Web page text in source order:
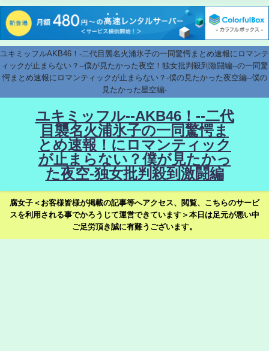
ユキミッフルAKB46！-二代目襲名火浦氷子の一同驚愕まとめ速報にロマンテ
ィックが止まらない？--僕が見たかった夜空！独女批判殺到激闘編--の一同驚
愕まとめ速報にロマンティックが止まらない？-僕の見たかった夜空編--僕の
見たかった星空編-
ユキミッフル--AKB46！--二代
目襲名火浦氷子の一同驚愕ま
とめ速報！にロマンティック
が止まらない？僕が見たかっ
た夜空-独女批判殺到激闘編
腐女子＜お客様皆様が掲載の記事等へアクセス、閲覧、こちらのサービ
スを利用される事でかろうじて運営できています＞本日は足元が悪い中
ご足労頂き誠に有難うございます。